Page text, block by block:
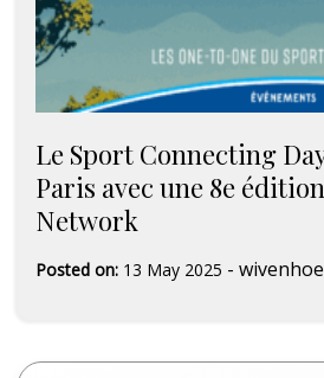
Le Sport Connecting
Paris avec une 8e
Network
Posted on: 13 May 2025 - wivenhoe